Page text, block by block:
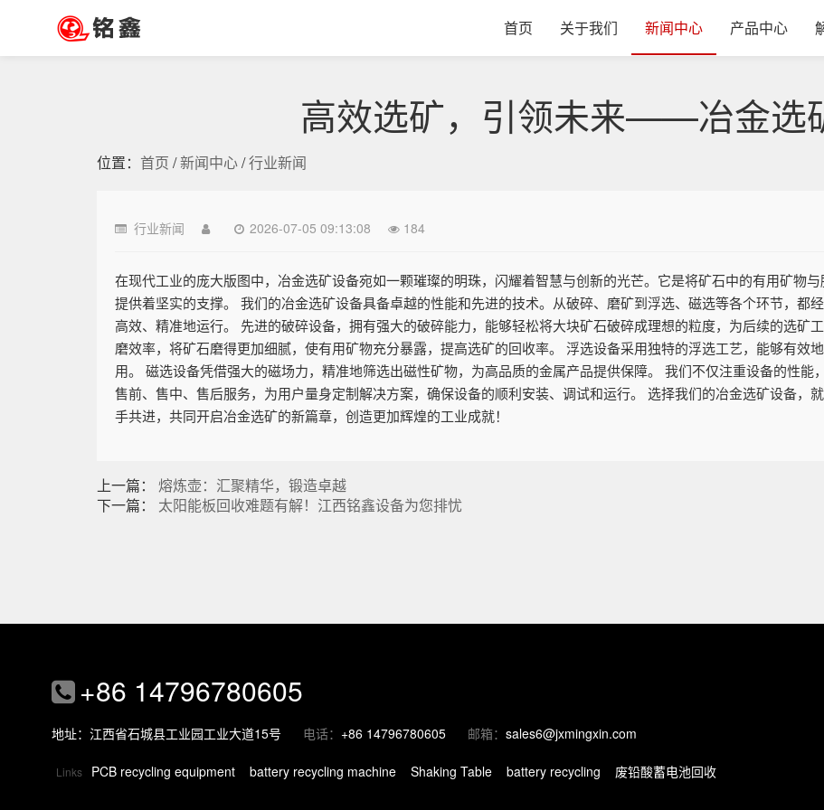
首页 关于我们 新闻中心 产品中心
高效选矿，引领未来——冶金选
位置： 首页 /新闻中心/行业新闻
行业新闻 2026-07-05 09:13:08 184
在现代工业的庞大版图中，冶金选矿设备宛如一颗璀璨的明珠，闪耀着智慧与创新的光芒。它是将矿石中的有用矿物
提供着坚实的支撑。 我们的冶金选矿设备具备卓越的性能和先进的技术。从破碎、磨矿到浮选、磁选等各个环节，都
高效、精准地运行。 先进的破碎设备，拥有强大的破碎能力，能够轻松将大块矿石破碎成理想的粒度，为后续的选矿
磨效率，将矿石磨得更加细腻，使有用矿物充分暴露，提高选矿的回收率。 浮选设备采用独特的浮选工艺，能够有效
用。 磁选设备凭借强大的磁场力，精准地筛选出磁性矿物，为高品质的金属产品提供保障。 我们不仅注重设备的性能
售前、售中、售后服务，为用户量身定制解决方案，确保设备的顺利安装、调试和运行。 选择我们的冶金选矿设备，
手共进，共同开启冶金选矿的新篇章，创造更加辉煌的工业成就！
上一篇： 熔炼壶：汇聚精华，锻造卓越
下一篇： 太阳能板回收难题有解！江西铭鑫设备为您排忧
+86 14796780605
地址：江西省石城县工业园工业大道15号 电话： +86 14796780605 邮箱： sales6@jxmingxin.com
Links PCB recycling equipment battery recycling machine Shaking Table battery recycling 废铅酸蓄电池回收